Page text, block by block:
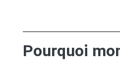
Pourquoi